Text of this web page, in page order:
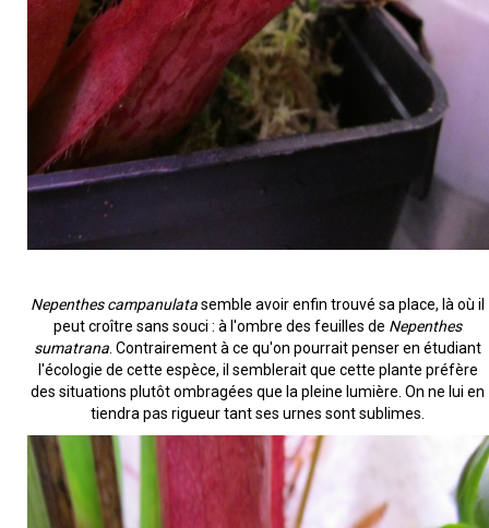
Nepenthes campanulatasemble avoir enfin trouvé sa place, là où il
peut croître sans souci : à l'ombre des feuilles de Nepenthes
sumatrana . Contrairement à ce qu'on pourrait penser en étudiant
l'écologie de cette espèce, il semblerait que cette plante préfère
des situations plutôt ombragées que la pleine lumière. On ne lui en
tiendra pas rigueur tant ses urnes sont sublimes.